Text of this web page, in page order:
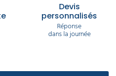
Devis
personnalisés
Réponse
dans la journée